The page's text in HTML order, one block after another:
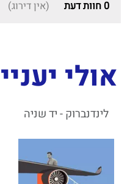
0 חוות דעת (אין דירוג)
אולי
לינדנברוק - יד שניה